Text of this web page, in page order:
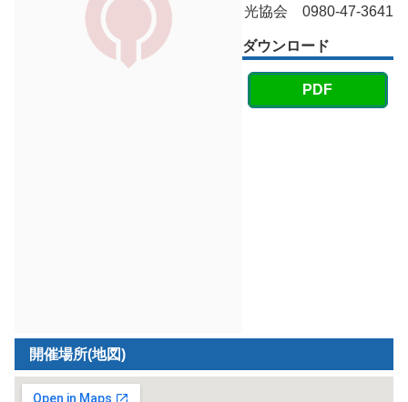
光協会 0980-47-3641
ダウンロード
PDF
開催場所(地図)